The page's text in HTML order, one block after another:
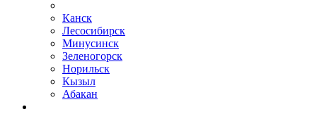
Канск
Лесосибирск
Минусинск
Зеленогорск
Норильск
Кызыл
Абакан